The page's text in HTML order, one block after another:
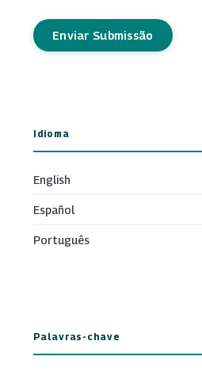
Enviar Submissão
Idioma
English
Español
Português
Palavras-chave